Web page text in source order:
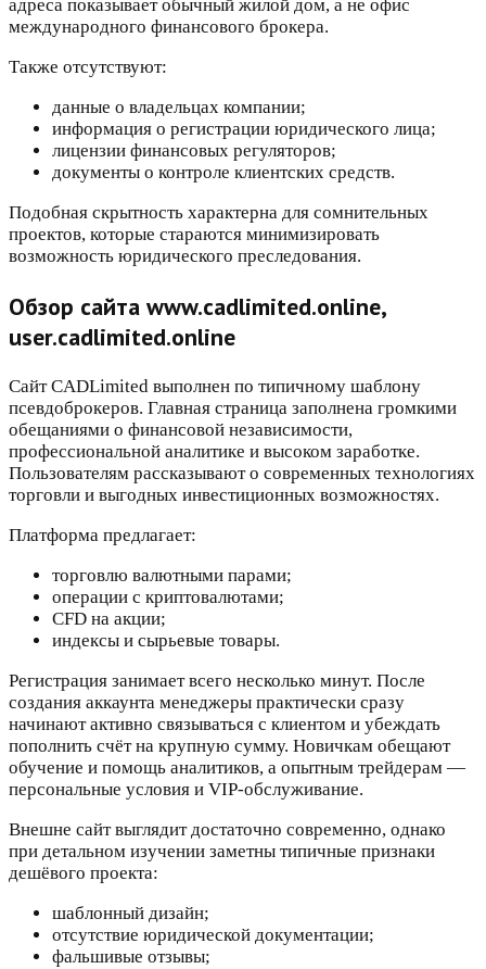
адреса показывает обычный жилой дом, а не офис
международного финансового брокера.
Также отсутствуют:
данные о владельцах компании;
информация о регистрации юридического лица;
лицензии финансовых регуляторов;
документы о контроле клиентских средств.
Подобная скрытность характерна для сомнительных
проектов, которые стараются минимизировать
возможность юридического преследования.
Обзор сайта www.cadlimited.online,
user.cadlimited.online
Сайт CADLimited выполнен по типичному шаблону
псевдоброкеров. Главная страница заполнена громкими
обещаниями о финансовой независимости,
профессиональной аналитике и высоком заработке.
Пользователям рассказывают о современных технологиях
торговли и выгодных инвестиционных возможностях.
Платформа предлагает:
торговлю валютными парами;
операции с криптовалютами;
CFD на акции;
индексы и сырьевые товары.
Регистрация занимает всего несколько минут. После
создания аккаунта менеджеры практически сразу
начинают активно связываться с клиентом и убеждать
пополнить счёт на крупную сумму. Новичкам обещают
обучение и помощь аналитиков, а опытным трейдерам —
персональные условия и VIP-обслуживание.
Внешне сайт выглядит достаточно современно, однако
при детальном изучении заметны типичные признаки
дешёвого проекта:
шаблонный дизайн;
отсутствие юридической документации;
фальшивые отзывы;